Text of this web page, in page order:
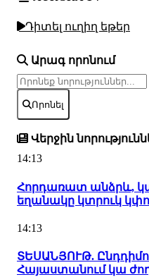
Դիտել ուղիղ եթեր
Արագ որոնում
Որոնել
Վերջին
14:13
Հորդառատ անձրև,
եղանակը կտրուկ
14:13
ՏԵՍԱՆՅՈՒԹ.
Հայաստանում կա